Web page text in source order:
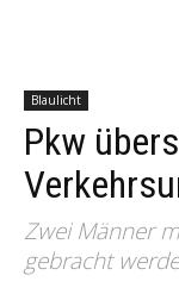
Blaulicht
Pkw
Zwei Männer
gebracht